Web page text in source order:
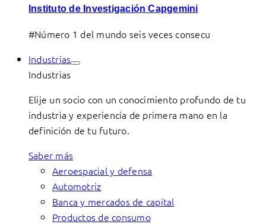
Instituto de Investigación Capgemini
#Número 1 del mundo seis veces consecu
Industrias
Industrias
Elije un socio con un conocimiento profundo de tu
industria y experiencia de primera mano en la
definición de tu futuro.
Saber más
Aeroespacial y defensa
Automotriz
Banca y mercados de capital
Productos de consumo